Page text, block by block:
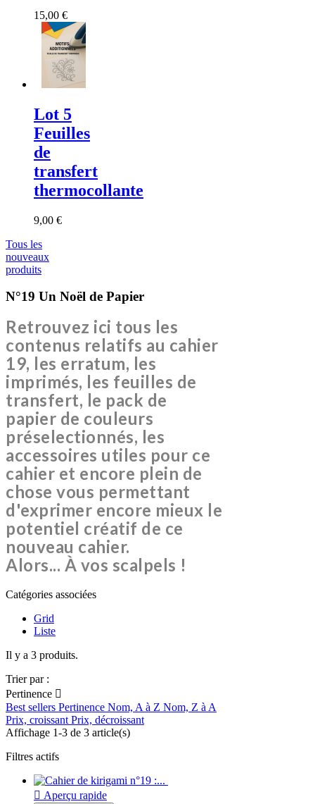
15,00 €
Lot 5
Feuilles
de
transfert
thermocollante
9,00 €
Tous les
nouveaux
produits
N°19 Un Noël de Papier
Retrouvez ici tous les
contenus relatifs au cahier
19, les erratum, les
imprimés, les feuilles de
transfert, le pack de
papier de couleurs
préselectionnés, les
accessoires utiles pour ce
cahier et encore plein de
chose vous permettant
d'exprimer encore mieux le
potentiel créatif de ce
nouveau cahier.
Alors... À vos scalpels !
Catégories associées
Grid
Liste
Il y a 3 produits.
Trier par :
Pertinence 
Best sellers Pertinence Nom, A à Z Nom, Z à A
Prix, croissant Prix, décroissant
Affichage 1-3 de 3 article(s)
Filtres actifs
 Aperçu rapide